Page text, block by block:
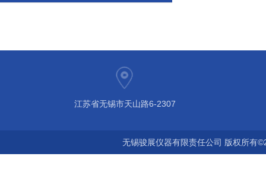
江苏省无锡市天山路6-2307
无锡骏展仪器有限责任公司 版权所有